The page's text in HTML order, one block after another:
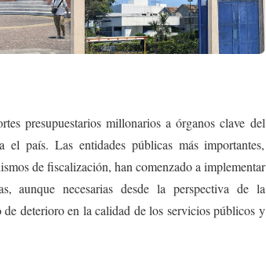
presupuestarios millonarios a órganos clave del
país. Las entidades públicas más importantes,
de fiscalización, han comenzado a implementar
aunque necesarias desde la perspectiva de la
deterioro en la calidad de los servicios públicos y